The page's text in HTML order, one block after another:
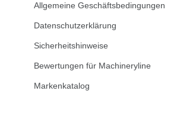
Allgemeine Geschäftsbedingungen
Datenschutzerklärung
Sicherheitshinweise
Bewertungen für Machineryline
Markenkatalog